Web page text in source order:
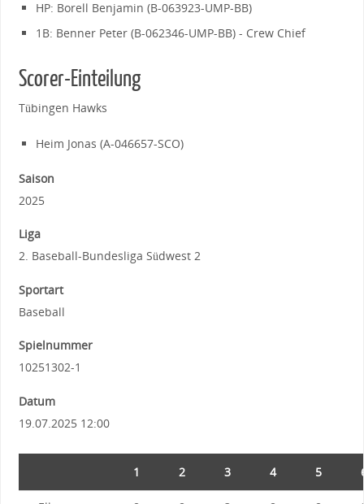
HP: Borell Benjamin (B-063923-UMP-BB)
1B: Benner Peter (B-062346-UMP-BB) - Crew Chief
Scorer-Einteilung
Tübingen Hawks
Heim Jonas (A-046657-SCO)
Saison
2025
Liga
2. Baseball-Bundesliga Südwest 2
Sportart
Baseball
Spielnummer
10251302-1
Datum
19.07.2025 12:00
1 2 3 4 5